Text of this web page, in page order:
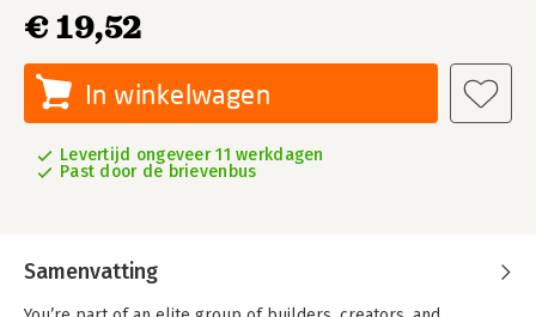
€ 19,52
In winkelwagen
Levertijd ongeveer 11 werkdagen
Past door de brievenbus
Samenvatting